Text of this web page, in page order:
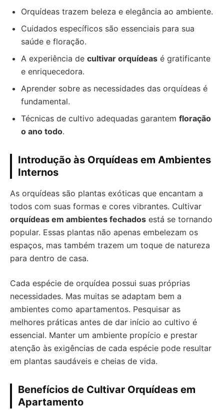
Orquídeas trazem beleza e elegância ao ambiente.
Cuidados específicos são essenciais para sua
saúde e floração.
A experiência de cultivar orquídeas é gratificante
e enriquecedora.
Aprender sobre as necessidades das orquídeas é
fundamental.
Técnicas de cultivo adequadas garantem floração
o ano todo.
Introdução às Orquídeas em Ambientes
Internos
As orquídeas são plantas exóticas que encantam a
todos com suas formas e cores vibrantes. Cultivar
orquídeas em ambientes fechados está se tornando
popular. Essas plantas não apenas embelezam os
espaços, mas também trazem um toque de natureza
para dentro de casa.
Cada espécie de orquídea possui suas próprias
necessidades. Mas muitas se adaptam bem a
ambientes como apartamentos. Pesquisar as
melhores práticas antes de dar início ao cultivo é
essencial. Manter um ambiente propício e prestar
atenção às exigências de cada espécie pode resultar
em plantas saudáveis e cheias de vida.
Benefícios de Cultivar Orquídeas em
Apartamento